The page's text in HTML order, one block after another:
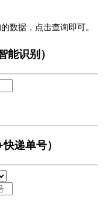
数据，点击查询即可。
能识别）
递单号）